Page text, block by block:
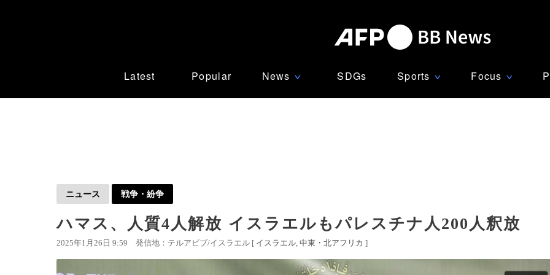
Latest Popular News ∨ SDGs Sports ∨ Focus ∨
ニュース 戦争・紛争
ハマス、人質4人解放 イスラエルもパレスチナ人200人釈放
2025年1月26日 9:59 発信地：テルアビブ/イスラエル [ イスラエル 中東・北アフリカ ]